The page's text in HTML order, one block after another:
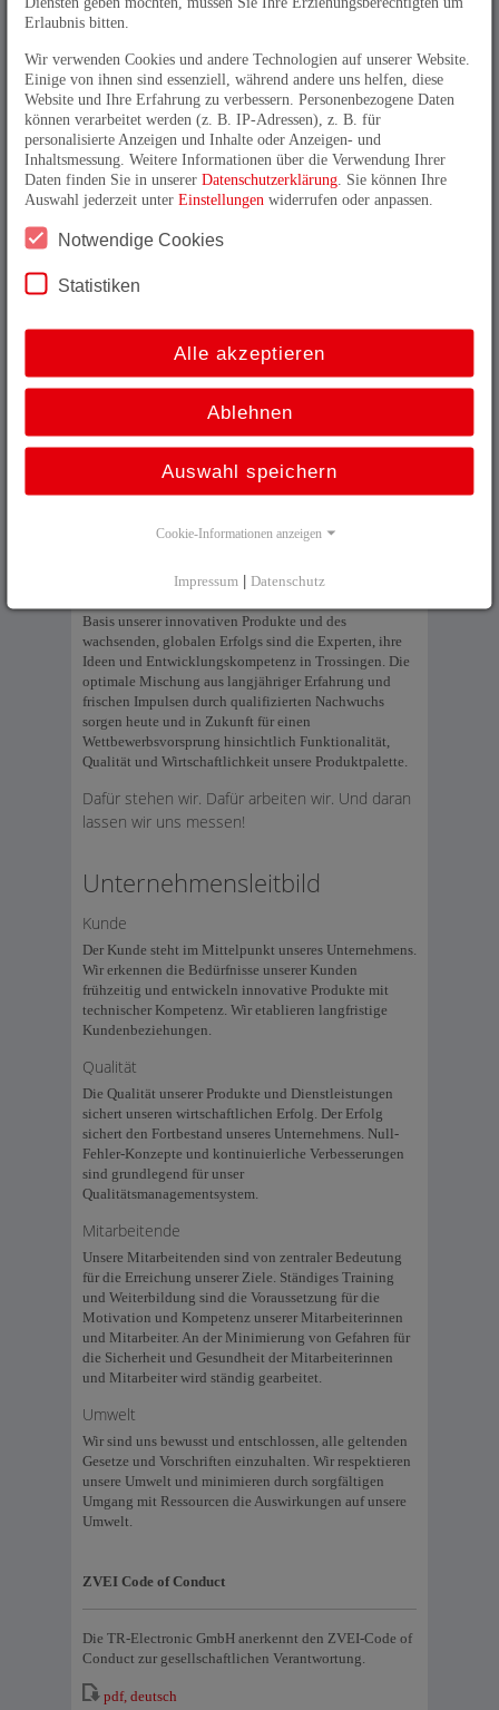
Spezial-Know-how für Press- und Stanzprozesse runden
das umfassende Produktportfolio ab.
Automatisierungskomponenten aus der Business Unit
Components runden das Angebotsspektrum ab. Die
Entwicklungsdienstleistungen der Business Unit
Automation bringen Pressenstraßen zu neuen
Höchstleistungen, sorgen mit Smart-Metering-
Lösungen für effiziente Energienutzung und faire
Abrechnung, ermöglichen die Fernüberwachung für
Wasserversorgungsnetze oder sorgen für Gemütlichkeit
durch intelligente Heizungsautomatisierungen.
der in Deutschland traditionell starke Maschinen- und
Anlagenbau. Neben dem Hauptstandort Trossingen
technischen Vertriebspartner in Europa, USA, Canada,
Brasilien und Asien kompetente Beratung und
Projektierung und sorgen für weltweiten Zugriff auf das
TR-Produktprogramm. Die 2010 gegründete TR-
Vertriebstochter in China mit Hauptsitz in Beijing ist
direkter Ansprechpartner für Produktionsstandorte in
Basis unserer innovativen Produkte und des
wachsenden, globalen Erfolgs sind die Experten, ihre
Ideen und Entwicklungskompetenz in Trossingen. Die
optimale Mischung aus langjähriger Erfahrung und
frischen Impulsen durch qualifizierten Nachwuchs
sorgen heute und in Zukunft für einen
Wettbewerbsvorsprung hinsichtlich Funktionalität,
Qualität und Wirtschaftlichkeit unsere Produktpalette.
Dafür stehen wir. Dafür arbeiten wir. Und daran
lassen wir uns messen!
Unternehmensleitbild
Kunde
Der Kunde steht im Mittelpunkt unseres Unternehmens.
Wir erkennen die Bedürfnisse unserer Kunden
frühzeitig und entwickeln innovative Produkte mit
technischer Kompetenz. Wir etablieren langfristige
Kundenbeziehungen.
Qualität
Die Qualität unserer Produkte und Dienstleistungen
sichert unseren wirtschaftlichen Erfolg. Der Erfolg
sichert den Fortbestand unseres Unternehmens. Null-
Fehler-Konzepte und kontinuierliche Verbesserungen
sind grundlegend für unser
Qualitätsmanagementsystem.
Mitarbeitende
Unsere Mitarbeitenden sind von zentraler Bedeutung
für die Erreichung unserer Ziele. Ständiges Training
und Weiterbildung sind die Voraussetzung für die
Motivation und Kompetenz unserer Mitarbeiterinnen
und Mitarbeiter. An der Minimierung von Gefahren für
die Sicherheit und Gesundheit der Mitarbeiterinnen
und Mitarbeiter wird ständig gearbeitet.
Umwelt
Wir sind uns bewusst und entschlossen, alle geltenden
Gesetze und Vorschriften einzuhalten. Wir respektieren
unsere Umwelt und minimieren durch sorgfältigen
Umgang mit Ressourcen die Auswirkungen auf unsere
Umwelt.
ZVEI Code of Conduct
Die TR-Electronic GmbH anerkennt den ZVEI-Code of
Conduct zur gesellschaftlichen Verantwortung.
pdf, deutsch
Erlaubnis bitten.
Wir verwenden Cookies und andere Technologien auf unserer Website.
Einige von ihnen sind essenziell, während andere uns helfen, diese
Website und Ihre Erfahrung zu verbessern. Personenbezogene Daten
können verarbeitet werden (z. B. IP-Adressen), z. B. für
personalisierte Anzeigen und Inhalte oder Anzeigen- und
Inhaltsmessung. Weitere Informationen über die Verwendung Ihrer
Daten finden Sie in unsererDatenschutzerklärung . Sie können Ihre
Auswahl jederzeit unterEinstellungen widerrufen oder anpassen.
Notwendige Cookies
Statistiken
Alle akzeptieren
Ablehnen
Auswahl speichern
Cookie-Informationen anzeigen
Impressum | Datenschutz